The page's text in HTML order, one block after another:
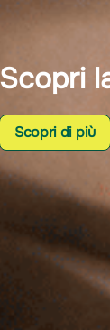
Scopri di più